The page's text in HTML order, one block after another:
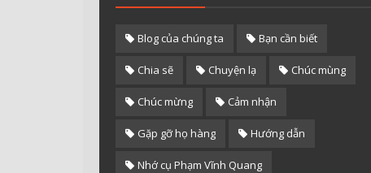
Blog của chúng ta Bạn cần biết
Chia sẽ Chuyện lạ Chúc mùng
Chúc mừng Cảm nhận
Gặp gỡ họ hàng Hướng dẫn
Nhớ cụ Phạm Vĩnh Quang